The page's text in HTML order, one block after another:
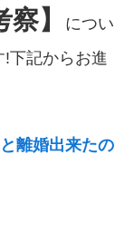
】
につい
下記からお進
離婚出来たの